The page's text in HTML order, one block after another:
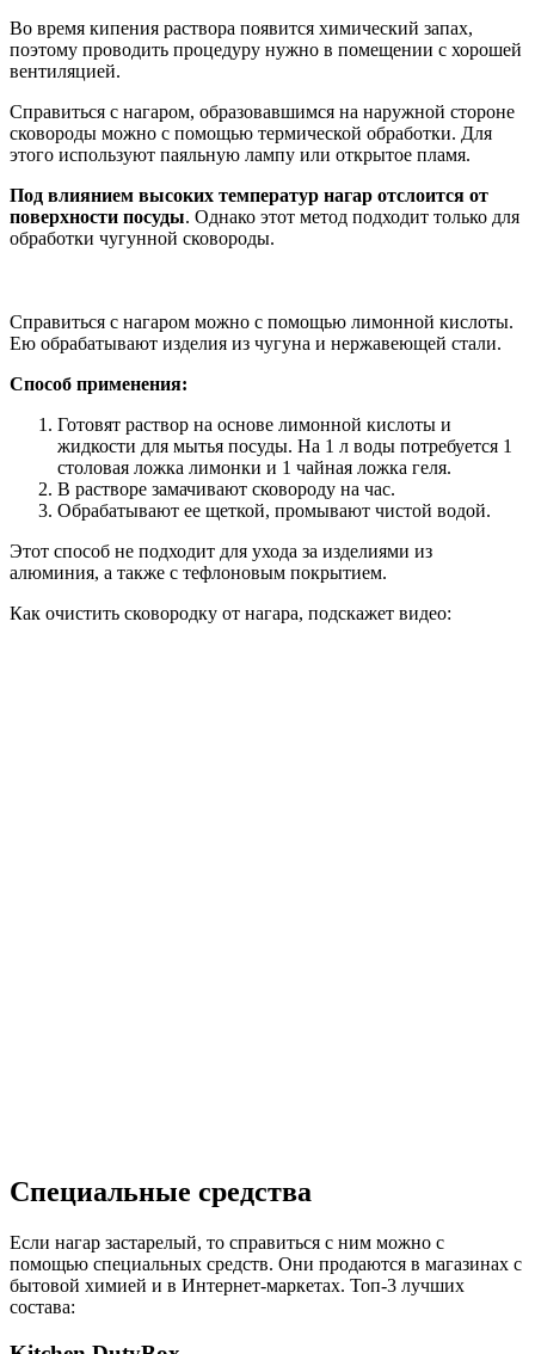
Во время кипения раствора появится химический запах,
поэтому проводить процедуру нужно в помещении с хорошей
вентиляцией.
Справиться с нагаром, образовавшимся на наружной стороне
сковороды можно с помощью термической обработки. Для
этого используют паяльную лампу или открытое пламя.
Под влиянием высоких температур нагар отслоится от
поверхности посуды. Однако этот метод подходит только для
обработки чугунной сковороды.
Справиться с нагаром можно с помощью лимонной кислоты.
Ею обрабатывают изделия из чугуна и нержавеющей стали.
Способ применения:
Готовят раствор на основе лимонной кислоты и
жидкости для мытья посуды. На 1 л воды потребуется 1
столовая ложка лимонки и 1 чайная ложка геля.
В растворе замачивают сковороду на час.
Обрабатывают ее щеткой, промывают чистой водой.
Этот способ не подходит для ухода за изделиями из
алюминия, а также с тефлоновым покрытием.
Как очистить сковородку от нагара, подскажет видео:
Специальные средства
Если нагар застарелый, то справиться с ним можно с
помощью специальных средств. Они продаются в магазинах с
бытовой химией и в Интернет-маркетах. Топ-3 лучших
состава: